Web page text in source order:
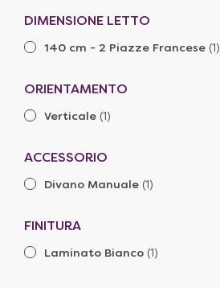
DIMENSIONE LETTO
140 cm - 2 Piazze Francese (1)
ORIENTAMENTO
Verticale (1)
ACCESSORIO
Divano Manuale (1)
FINITURA
Laminato Bianco (1)